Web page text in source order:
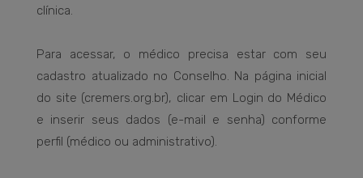
clínica.
Para acessar, o médico precisa estar com seu
cadastro atualizado no Conselho. Na página inicial
do site (cremers.org.br), clicar em Login do Médico
e inserir seus dados (e-mail e senha) conforme
perfil (médico ou administrativo).